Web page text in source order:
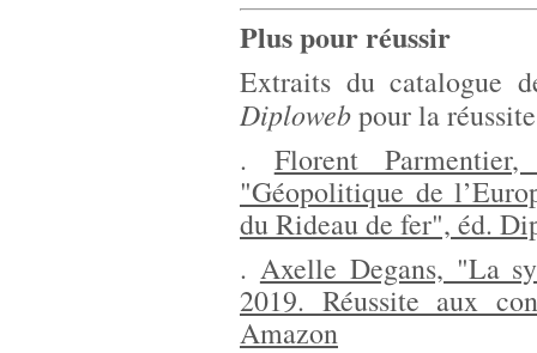
Plus pour réussir
Extraits du catalogue
Diplowebpour la
. Florent
"Géopolitique de
du Rideau de fer", éd.
. Axelle Degans, "La
2019. Réussite aux
Amazon